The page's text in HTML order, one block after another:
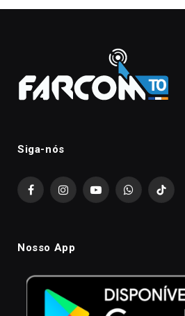
Siga-nós
FacebookInstagramYouTubeWhatsAppTikTok
Nosso App